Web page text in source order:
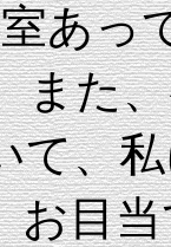
あっ
また
て、
目当